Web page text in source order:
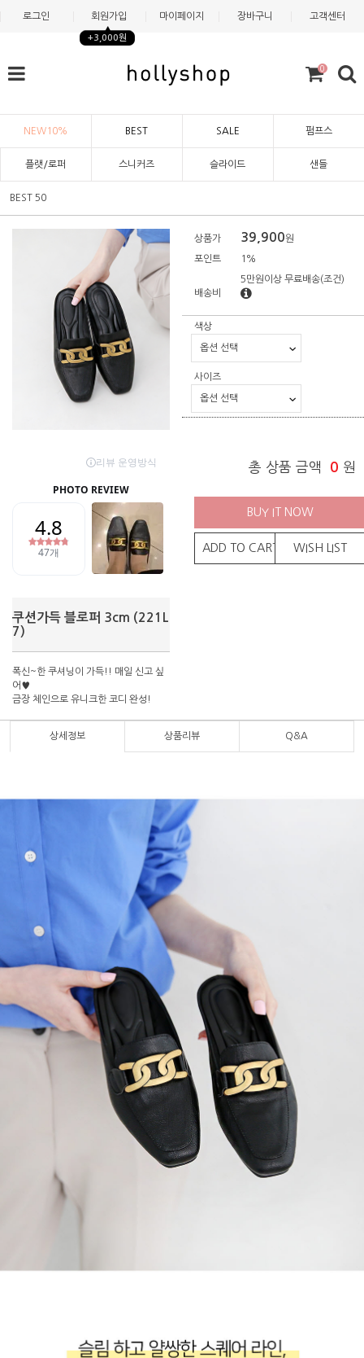
로그인 회원가입
+3,000원
마이페이지 장바구니 고객센터
0
NEW10% BEST SALE 펌프스
플랫/로퍼 스니커즈 슬라이드 샌들
BEST 50
쿠션가득 블로퍼 3cm (221L
7)
폭신~한 쿠셔닝이 가득!! 매일 신고 싶
어♥
금장 체인으로 유니크한 코디 완성!
상품가 39,900원
포인트 1%
배송비
5만원이상 무료배송(조건)
색상
사이즈
총 상품 금액 0 원
BUY IT NOW
ADD TO CART WISH LIST
상세정보 상품리뷰 Q&A